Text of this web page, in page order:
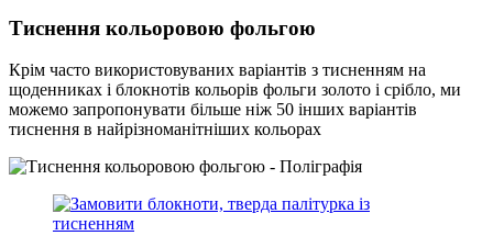
Тиснення кольоровою фольгою
Крім часто використовуваних варіантів з тисненням на
щоденниках і блокнотів кольорів фольги золото і срібло, ми
можемо запропонувати більше ніж 50 інших варіантів
тиснення в найрізноманітніших кольорах